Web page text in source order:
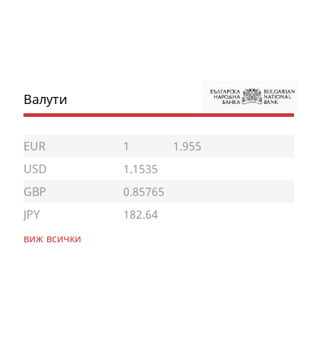
Валути
EUR 1
1.955
USD
1.1535
GBP
0.85765
JPY
182.64
виж всички